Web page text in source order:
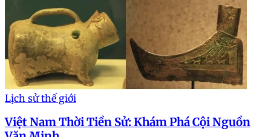
Lịch sử thế giới
Việt Nam Thời Tiền Sử: Khám Phá Cội Nguồn